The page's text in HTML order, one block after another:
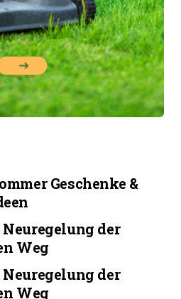
Geschenke &
der
Weg
der
Weg